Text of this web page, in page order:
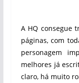
A HQ consegue
páginas, com
personagem
melhores já
claro, há muito